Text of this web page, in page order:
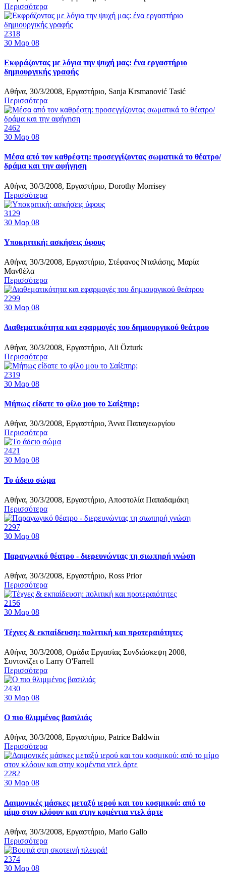
Περισσότερα
2318
30 Μαρ 08
Εκφράζοντας με λόγια την ψυχή μας: ένα εργαστήριο
δημιουργικής γραφής
Αθήνα, 30/3/2008, Εργαστήριο, Sanja Krsmanović Tasić
Περισσότερα
2462
30 Μαρ 08
Μέσα από τον καθρέφτη: προσεγγίζοντας σωματικά το θέατρο/
δράμα και την αφήγηση
Αθήνα, 30/3/2008, Εργαστήριο, Dorothy Morrisey
Περισσότερα
3129
30 Μαρ 08
Υποκριτική: ασκήσεις ύφους
Αθήνα, 30/3/2008, Εργαστήριο, Στέφανος Νταλάσης, Μαρία
Μανθέλα
Περισσότερα
2299
30 Μαρ 08
Διαθεματικότητα και εφαρμογές του δημιουργικού θεάτρου
Αθήνα, 30/3/2008, Εργαστήριο, Ali Özturk
Περισσότερα
2319
30 Μαρ 08
Μήπως είδατε το φίλο μου το Σαίξπηρ;
Αθήνα, 30/3/2008, Εργαστήριο, Άννα Παπαγεωργίου
Περισσότερα
2421
30 Μαρ 08
Το άδειο σώμα
Αθήνα, 30/3/2008, Εργαστήριο, Αποστολία Παπαδαμάκη
Περισσότερα
2297
30 Μαρ 08
Παραγωγικό θέατρο - διερευνώντας τη σιωπηρή γνώση
Αθήνα, 30/3/2008, Εργαστήριο, Ross Prior
Περισσότερα
2156
30 Μαρ 08
Τέχνες & εκπαίδευση: πολιτική και προτεραιότητες
Αθήνα, 30/3/2008, Ομάδα Εργασίας Συνδιάσκεψη 2008,
Συντονίζει ο Larry O'Farrell
Περισσότερα
2430
30 Μαρ 08
Ο πιο θλιμμένος βασιλιάς
Αθήνα, 30/3/2008, Εργαστήριο, Patrice Baldwin
Περισσότερα
2282
30 Μαρ 08
Δαιμονικές μάσκες μεταξύ ιερού και του κοσμικού: από τo
μίμο στον κλόουν και στην κομέντια ντελ άρτε
Αθήνα, 30/3/2008, Εργαστήριο, Mario Gallo
Περισσότερα
2374
30 Μαρ 08